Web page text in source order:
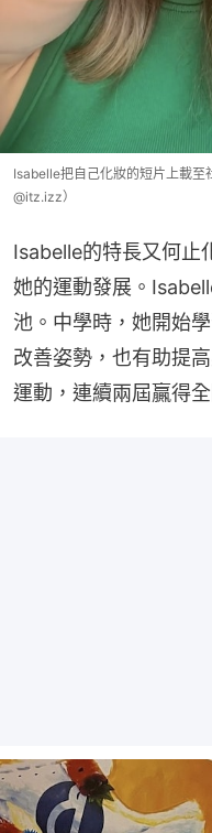
Isabelle把自己化妝的短片上載至
@itz.izz）
Isabelle的特長又何止
她的運動發展。
池。中學時，她開始
改善姿勢，也有助提
運動，連續兩屆贏得